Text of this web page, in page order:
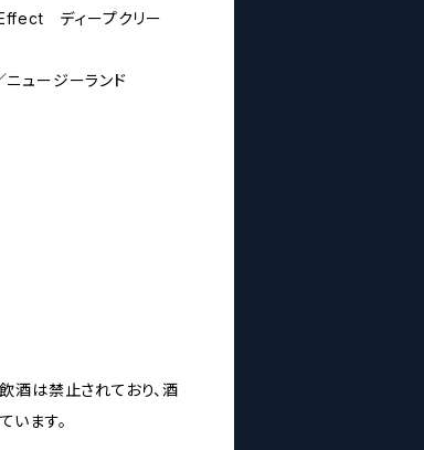
ディープクリー
ージーランド
は禁止されており、酒
ます。